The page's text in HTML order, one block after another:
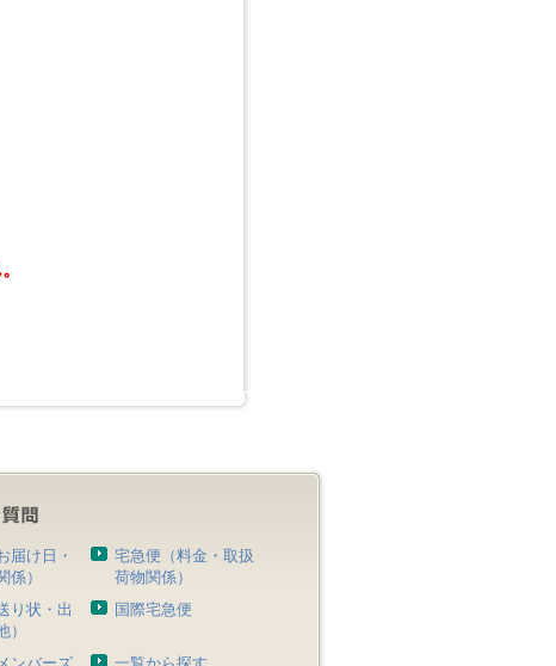
届け日・
係）
宅急便（料金・取扱
荷物関係）
り状・出
）
国際宅急便